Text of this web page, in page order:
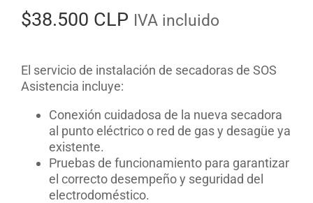
$38.500 CLP IVA incluido
El servicio de instalación de secadoras de SOS
Asistencia incluye:
Conexión cuidadosa de la nueva secadora
al punto eléctrico o red de gas y desagüe ya
existente.
Pruebas de funcionamiento para garantizar
el correcto desempeño y seguridad del
electrodoméstico.